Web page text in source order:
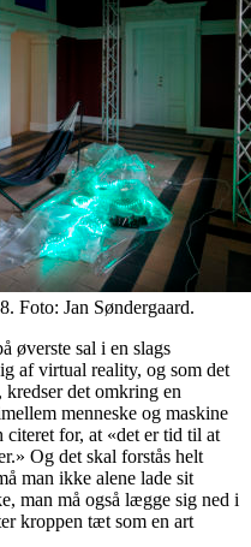
Foto: Jan Søndergaard.
øverste sal i en slags
af virtual reality, og som det
det omkring en
menneske og maskine
citeret for, at «det er tid til at
Og det skal forstås helt
man ikke alene lade sit
man må også lægge sig ned i
kroppen tæt som en art